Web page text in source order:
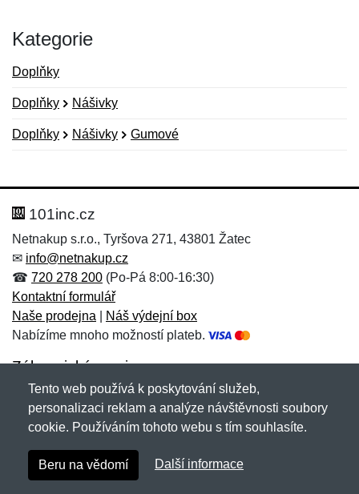
Kategorie
Doplňky
Doplňky Nášivky
Doplňky Nášivky Gumové
Hodnocení:
Jméno: *
Zpráva*
Jméno:
E-mail:*
101inc.cz
Netnakup s.r.o., Tyršova 271, 43801 Žatec
✉ info@netnakup.cz
☎ 720 278 200 (Po-Pá 8:00-16:30)
Kontaktní formulář
Naše prodejna
Náš výdejní box
Nabízíme mnoho možností plateb.
Zákaznický servis
Novinky emailem
Copyright © 2007-2026 (19 let s vámi)Netnakup.cz
NetIQ. Všechna práva vyhrazena.
Tento web používá k poskytování služeb,
personalizaci reklam a analýze návštěvnosti soubory
cookie. Používáním tohoto webu s tím souhlasíte.
Beru na vědomí Další informace